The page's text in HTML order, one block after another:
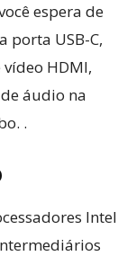
espera de
porta USB-C,
HDMI,
áudio na
.
Intel